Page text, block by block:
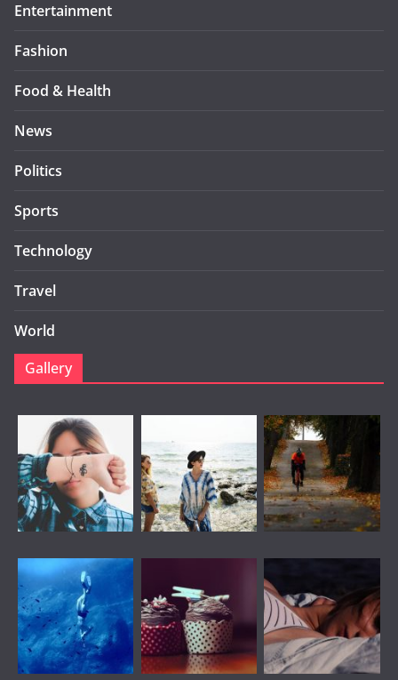
Entertainment
Fashion
Food & Health
News
Politics
Sports
Technology
Travel
World
Gallery